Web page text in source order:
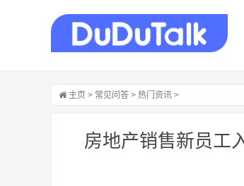
主页 > 常见问答 > 热门资讯 >
房地产销售新员工